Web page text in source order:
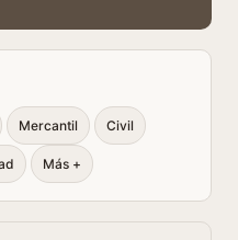
Mercantil Civil
Más +